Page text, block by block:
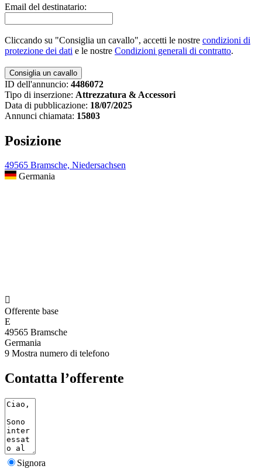
Email del destinatario:
Cliccando su "Consiglia un cavallo", accetti le nostre condizioni di
protezione dei dati e le nostre Condizioni generali di contratto.
ID dell'annuncio: 4486072
Tipo di inserzione: Attrezzatura & Accessori
Data di pubblicazione: 18/07/2025
Annunci chiamata: 15803
Posizione
49565 Bramsche, Niedersachsen
Germania

Offerente base
E
49565 Bramsche
Germania
9 Mostra numero di telefono
Contatta l’offerente
Signora